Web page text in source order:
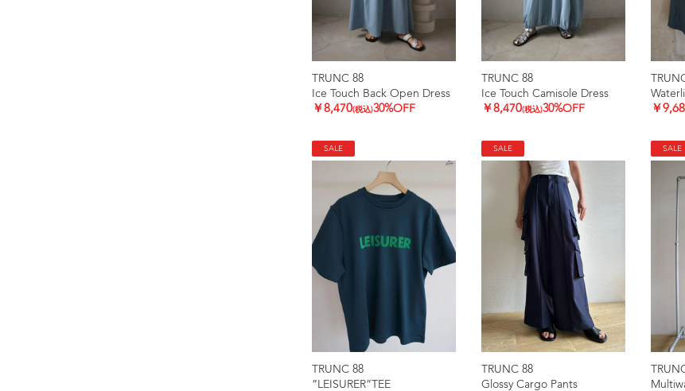
TRUNC 88
Ice Touch Back Open Dress
￥8,470(税込)30%OFF
TRUNC 88
Ice Touch Camisole Dress
￥8,470(税込)30%OFF ￥
SALE
TRUNC 88
”LEISURER”TEE
SALE
TRUNC 88
Glossy Cargo Pants
SALE